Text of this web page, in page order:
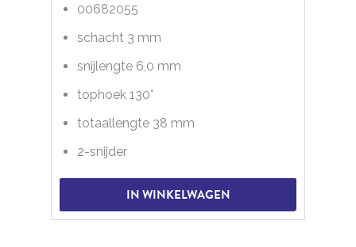
00682055
schacht 3 mm
snijlengte 6,0 mm
tophoek 130°
totaallengte 38 mm
2-snijder
IN WINKELWAGEN